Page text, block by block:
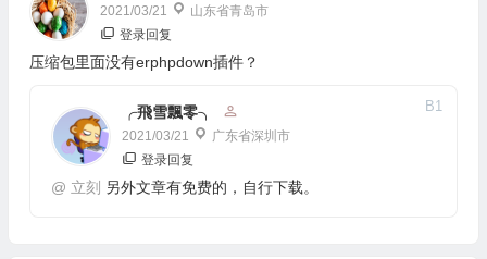
2021/03/21 山东省青岛市
登录回复
压缩包里面没有erphpdown插件？
╭飛雪飄零╮
2021/03/21 广东省深圳市
B1
登录回复
@ 立刻 另外文章有免费的，自行下载。